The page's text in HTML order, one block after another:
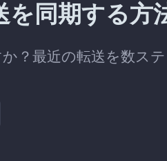
同期する方
？最近の転送を数ス